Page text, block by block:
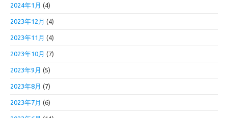
2024年1月 (4)
2023年12月 (4)
2023年11月 (4)
2023年10月 (7)
2023年9月 (5)
2023年8月 (7)
2023年7月 (6)